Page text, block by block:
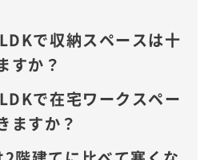
で収納スペースは十
すか？
で在宅ワークスペー
ますか？